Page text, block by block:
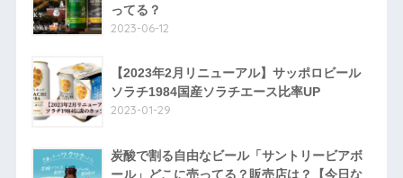
ってる？
2023-06-12
【2023年2月リニューアル】サッポロビール
ソラチ1984国産ソラチエース比率UP
2023-01-29
炭酸で割る自由なビール「サントリービアボ
ール」どこに売ってる？販売店は？【今日な